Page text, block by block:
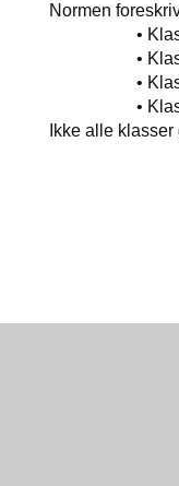
Normen
• Klasse
• Klasse
• Klasse
• Klasse
Ikke alle